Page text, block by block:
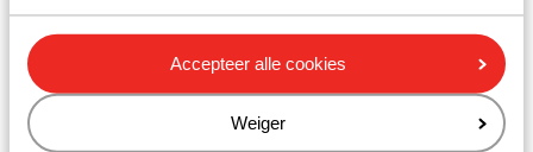
Accepteer alle cookies
Weiger
Bergresort Hauser Kaibling
Villa Liesl by Alps Resorts